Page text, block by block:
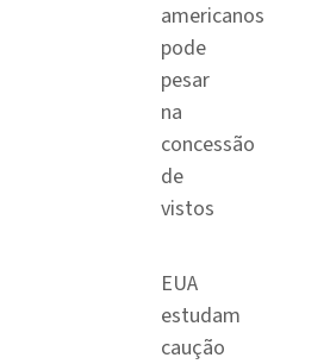
americanos
pode
pesar
na
concessão
de
vistos
EUA
estudam
caução